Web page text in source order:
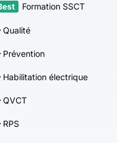
Formation SSCT
Qualité
Prévention
Habilitation électrique
QVCT
RPS